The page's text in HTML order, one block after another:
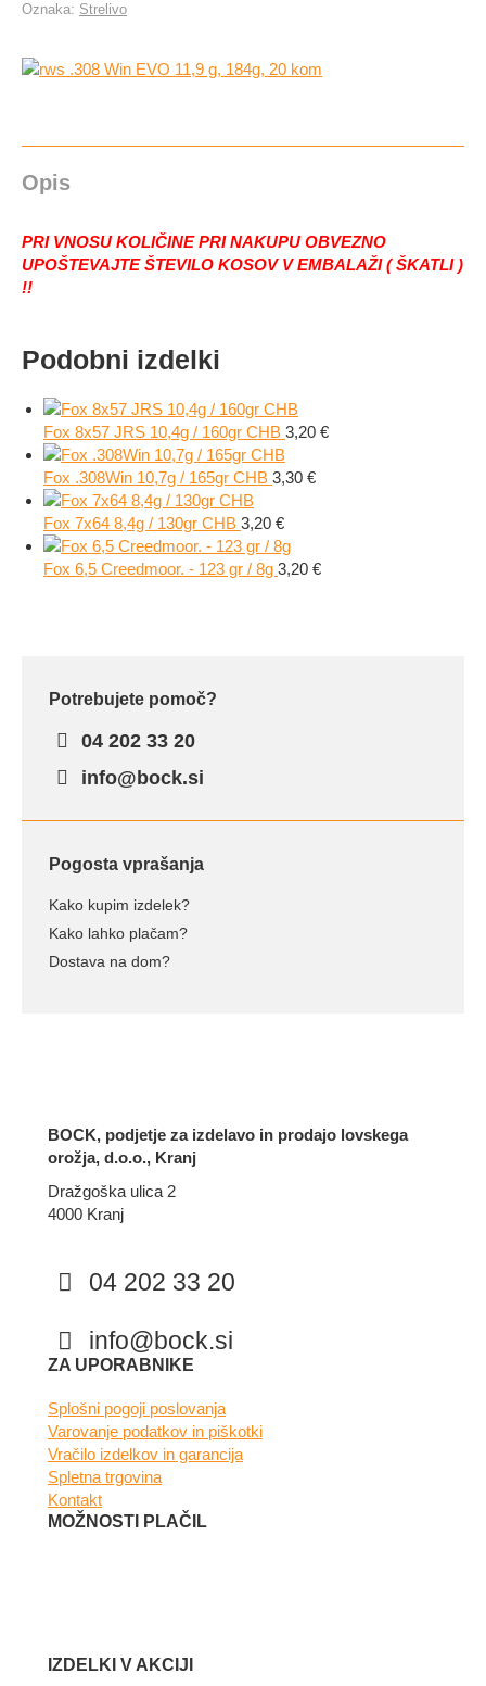
20
količina
Oznaka: Strelivo
Opis
PRI VNOSU KOLIČINE PRI NAKUPU OBVEZNO
UPOŠTEVAJTE ŠTEVILO KOSOV V EMBALAŽI ( ŠKATLI )
!!
Podobni izdelki
Fox 8x57 JRS 10,4g / 160gr CHB 3,20 €
Fox .308Win 10,7g / 165gr CHB 3,30 €
Fox 7x64 8,4g / 130gr CHB 3,20 €
Fox 6,5 Creedmoor. - 123 gr / 8g 3,20 €
Potrebujete pomoč?
04 202 33 20
info@bock.si
Pogosta vprašanja
Kako kupim izdelek?
Kako lahko plačam?
Dostava na dom?
BOCK, podjetje za izdelavo in prodajo lovskega
orožja, d.o.o., Kranj
Dražgoška ulica 2
4000 Kranj
04 202 33 20
info@bock.si
Facebook
Instagram
ZA UPORABNIKE
Splošni pogoji poslovanja
Varovanje podatkov in piškotki
Vračilo izdelkov in garancija
Spletna trgovina
Kontakt
MOŽNOSTI PLAČIL
IZDELKI V AKCIJI